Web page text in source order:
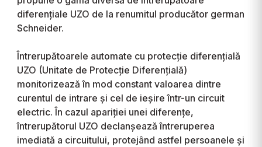
diferențiale UZO de la renumitul producător german
Schneider.
Întrerupătoarele automate cu protecție diferențială
UZO (Unitate de Protecție Diferențială)
monitorizează în mod constant valoarea dintre
curentul de intrare și cel de ieșire într-un circuit
electric. În cazul apariției unei diferențe,
întrerupătorul UZO declanșează întreruperea
imediată a circuitului, protejând astfel persoanele și